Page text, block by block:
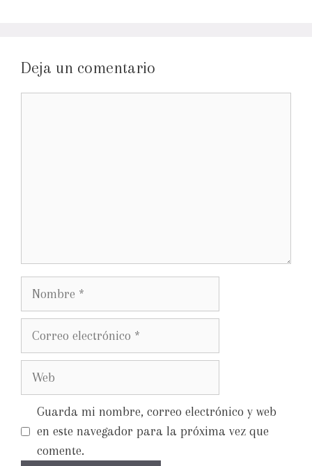
Deja un comentario
Guarda mi nombre, correo electrónico y web
en este navegador para la próxima vez que
comente.